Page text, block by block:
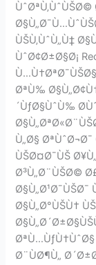
ÙŠÙ‚ÙˆÙ„Ù‡
ÙˆØ¢Ø±Ø§Ø¡
ØªÙ‰
´ÙƒØ§ÙˆÙ‰
Ù„Ø§
ÙŠØ¤Ø¯ÙŠ
Ø³Ù„Ø¨ÙŠØ©
Ø§Ù„Ø¹Ø¯ÙŠØ¯
Ø§Ù„Ø°ÙŠÙ†
Ø¨ÙØ¶Ù„